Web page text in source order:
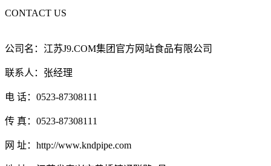
CONTACT US
公司名：江苏J9.COM集团官方网站食品有限公司
联系人：张经理
电 话：0523-87308111
传 真：0523-87308111
网 址：http://www.kndpipe.com